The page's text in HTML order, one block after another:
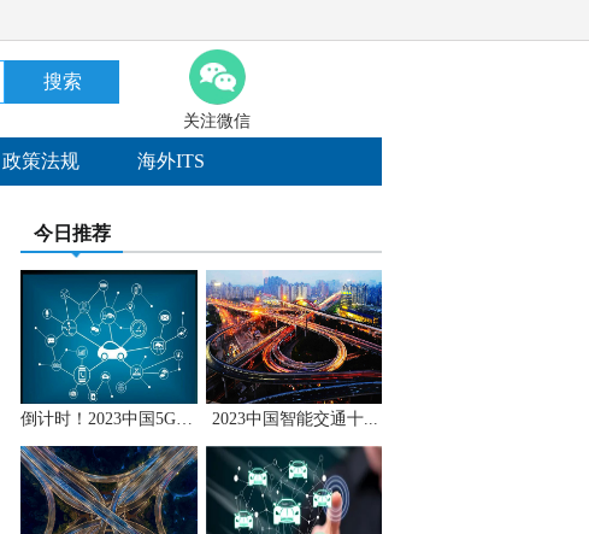
搜索
关注微信
政策法规 海外ITS
今日推荐
倒计时！2023中国5G+... 2023中国智能交通十...